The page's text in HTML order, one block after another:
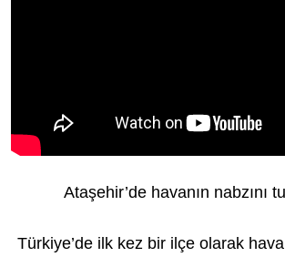
Ataşehir’de havanın nabzını
Türkiye’de ilk kez bir ilçe olarak